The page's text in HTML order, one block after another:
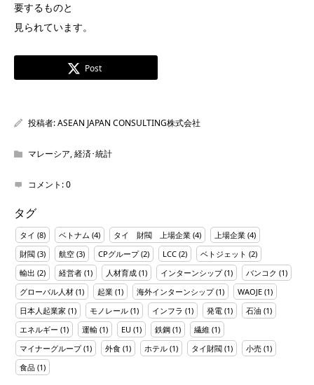
要するものと
見られています。
Post
投稿者:ASEAN JAPAN CONSULTING株式会社
マレーシア,経済･統計
コメント:0
タグ
タイ (8) ベトナム (4) タイ 財閥 上場企業 (4) 上場企業 (4)
財閥 (3) 航空 (3) CPグループ(2) LCC (2) ベトジェット (2)
輸出 (2) 経営者 (1) 人材育成 (1) インターンシップ(1) バンコク (1)
グローバル人材 (1) 起業 (1) 海外インターンシップ(1) WAOJE (1)
日本人起業家 (1) モノレール (1) インフラ (1) 発電 (1) 石油 (1)
エネルギー (1) 運輸 (1) EU (1) 鉄鋼 (1) 繊維 (1)
マイナーグループ(1) 外食 (1) ホテル (1) タイ財閥 (1) 小売 (1)
食品 (1)